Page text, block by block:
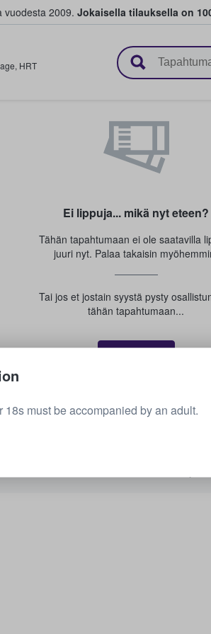
vuodesta 2009. Jokaisella tilauksella on
lippuja
, HRT
Ei lippuja... mikä nyt eteen?
Tähän tapahtumaan ei ole saatavilla
juuri nyt. Palaa takaisin
Tai jos et jostain syystä pysty
tähän tapahtumaan...
Näytä kaikki tulevat tapahtumat
18s must be accompanied by an adult.